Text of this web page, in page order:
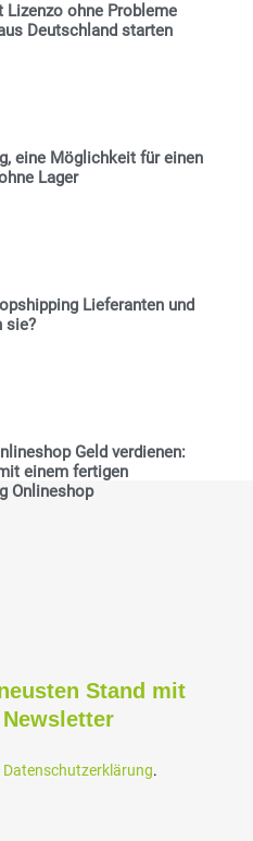
Lizenzo ohne Probleme
Deutschland starten
eine Möglichkeit für einen
Lager
Lieferanten und
sie?
Geld verdienen:
einem fertigen
Onlineshop
Stand mit
Datenschutzerklärung.